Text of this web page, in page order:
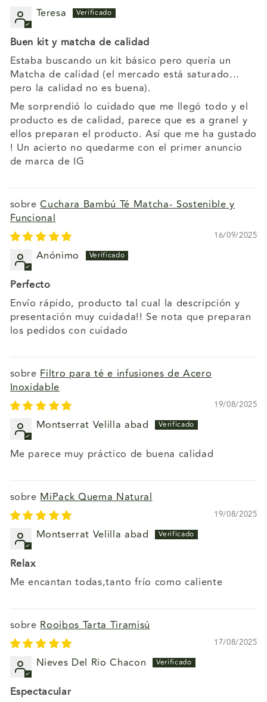
Teresa
Buen kit y matcha de calidad
Estaba buscando un kit básico pero quería un
Matcha de calidad (el mercado está saturado...
pero la calidad no es buena).
Me sorprendió lo cuidado que me llegó todo y el
producto es de calidad, parece que es a granel y
ellos preparan el producto. Así que me ha gustado
! Un acierto no quedarme con el primer anuncio
de marca de IG
Cuchara Bambú Té Matcha- Sostenible y
Funcional
16/09/2025
Anónimo
Perfecto
Envío rápido, producto tal cual la descripción y
presentación muy cuidada!! Se nota que preparan
los pedidos con cuidado
Filtro para té e infusiones de Acero
Inoxidable
19/08/2025
Montserrat Velilla abad
Me parece muy práctico de buena calidad
MiPack Quema Natural
19/08/2025
Montserrat Velilla abad
Relax
Me encantan todas,tanto frío como caliente
Rooibos Tarta Tiramisú
17/08/2025
Nieves Del Rio Chacon
Espectacular